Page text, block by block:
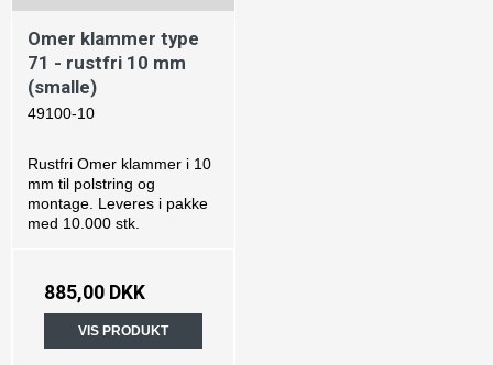
Omer klammer type
71 - rustfri 10 mm
(smalle)
49100-10
Rustfri Omer klammer i 10
mm til polstring og
montage. Leveres i pakke
med 10.000 stk.
885,00 DKK
VIS PRODUKT